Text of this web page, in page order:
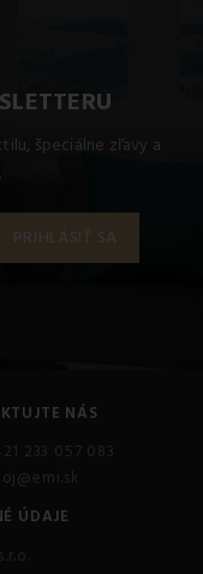
špeciálne zľavy a
NÁS
233 057 083
ÚDAJE